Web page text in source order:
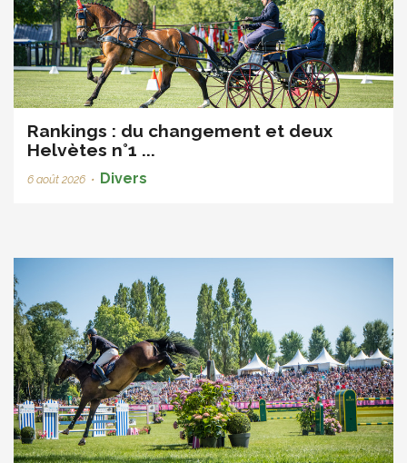
Rankings : du changement et deux
Helvètes n°1 ...
6 août 2026 • Divers